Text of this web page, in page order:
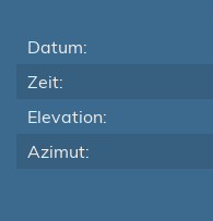
Datum:
Zeit:
Elevation:
Azimut: